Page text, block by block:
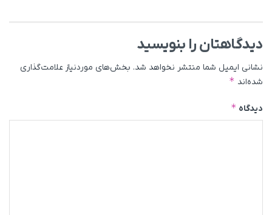
دیدگاهتان را بنویسید
نشانی ایمیل شما منتشر نخواهد شد. بخش‌های موردنیاز علامت‌گذاری
شده‌اند *
دیدگاه *